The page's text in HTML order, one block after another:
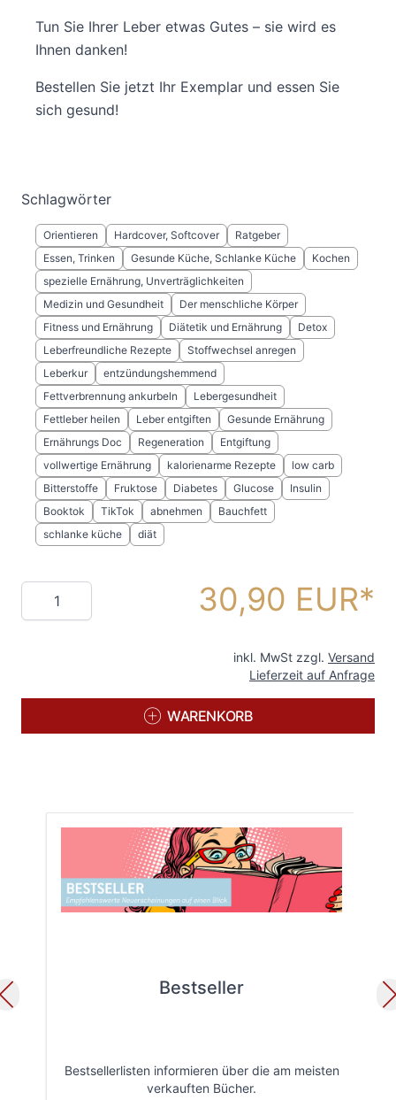
Tun Sie Ihrer Leber etwas Gutes – sie wird es
Ihnen danken!
Bestellen Sie jetzt Ihr Exemplar und essen Sie
sich gesund!
Schlagwörter
Orientieren Hardcover, Softcover
Ratgeber
Essen, Trinken
Gesunde Küche, Schlanke Küche
Kochen
spezielle Ernährung, Unverträglichkeiten
Medizin und Gesundheit
Der menschliche Körper
Fitness und Ernährung
Diätetik und Ernährung
Detox
Leberfreundliche Rezepte
Stoffwechsel anregen
Leberkur
entzündungshemmend
Fettverbrennung ankurbeln
Lebergesundheit
Fettleber heilen
Leber entgiften
Gesunde Ernährung
Ernährungs Doc
Regeneration
Entgiftung
vollwertige Ernährung
kalorienarme Rezepte
low carb
Bitterstoffe
Fruktose Diabetes Glucose
Insulin
Booktok
TikTok abnehmen
Bauchfett
schlanke küche
diät
Menge 30,90 EUR
inkl. MwSt zzgl. Versand
Lieferzeit auf Anfrage
WARENKORB
Bestseller
Bestsellerlisten informieren über die am meisten
verkauften Bücher.